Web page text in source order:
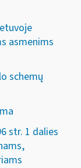
asmenims
schemų
str. 1 dalies